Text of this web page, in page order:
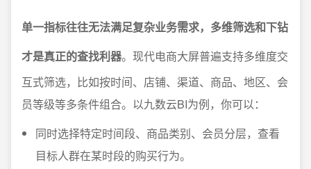
单一指标往往无法满足复杂业务需求，多维筛选和下钻
才是真正的查找利器。现代电商大屏普遍支持多维度交
互式筛选，比如按时间、店铺、渠道、商品、地区、会
员等级等多条件组合。以九数云BI为例，你可以：
同时选择特定时间段、商品类别、会员分层，查看
目标人群在某时段的购买行为。